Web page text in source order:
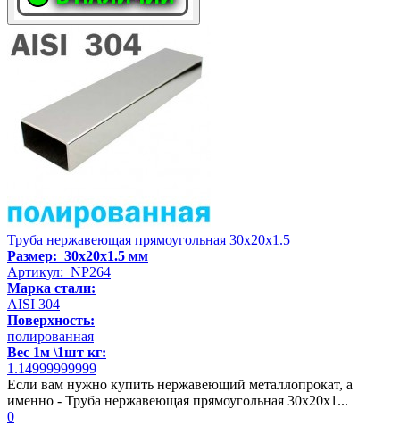
Труба нержавеющая прямоугольная 30х20х1.5
Размер: 30х20х1.5 мм
Артикул: NP264
Марка стали:
AISI 304
Поверхность:
полированная
Вес 1м \1шт кг:
1.14999999999
Если вам нужно купить нержавеющий металлопрокат, а
именно - Труба нержавеющая прямоугольная 30х20х1...
0